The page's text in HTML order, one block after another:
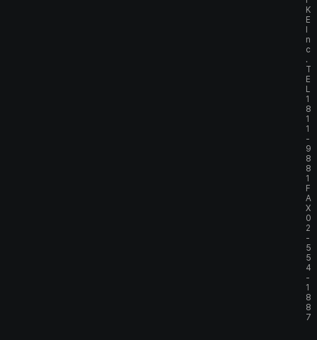
K
E
n
c
.
T
E
L
1
8
1
1
-
9
8
8
1
F
A
X
0
2
-
5
5
4
-
1
8
8
7